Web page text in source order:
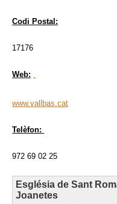
Codi Postal:
17176
Web:
www.vallbas.cat
Telèfon:
972 69 02 25
Església de Sant
Joanetes